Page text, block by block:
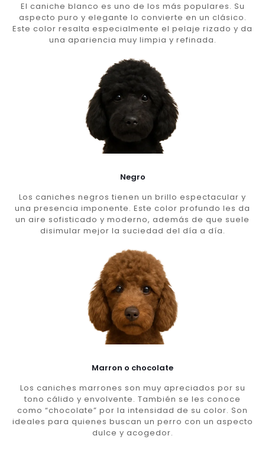
El caniche blanco es uno de los más populares. Su
aspecto puro y elegante lo convierte en un clásico.
Este color resalta especialmente el pelaje rizado y da
una apariencia muy limpia y refinada.
Negro
Los caniches negros tienen un brillo espectacular y
una presencia imponente. Este color profundo les da
un aire sofisticado y moderno, además de que suele
disimular mejor la suciedad del día a día.
Marron o chocolate
Los caniches marrones son muy apreciados por su
tono cálido y envolvente. También se les conoce
como “chocolate” por la intensidad de su color. Son
ideales para quienes buscan un perro con un aspecto
dulce y acogedor.